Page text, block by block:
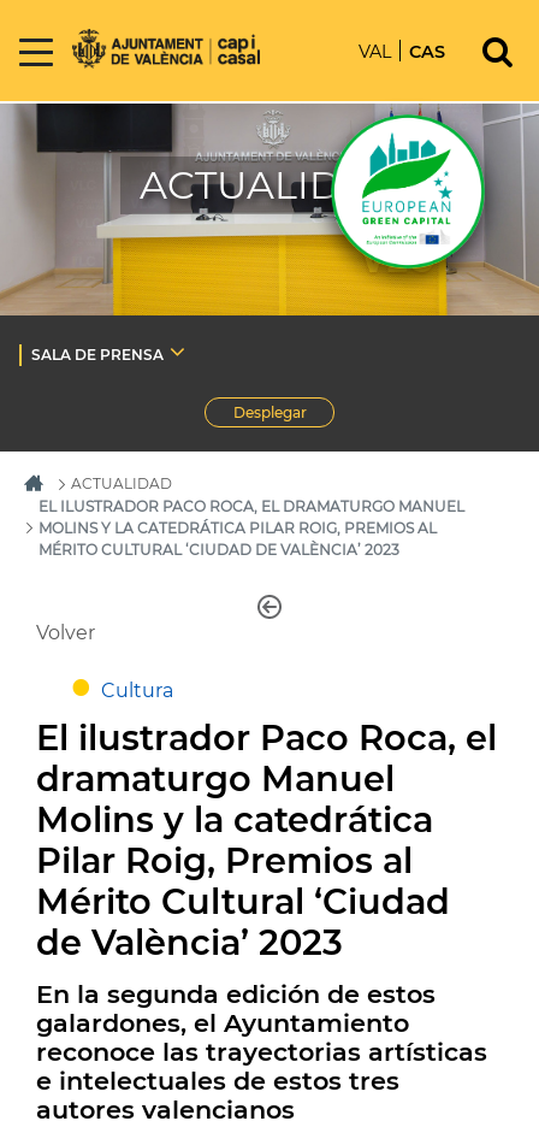
VAL CAS
ACTUALIDAD
SALA DE PRENSA
Desplegar
ACTUALIDAD
EL ILUSTRADOR PACO ROCA, EL DRAMATURGO MANUEL
MOLINS Y LA CATEDRÁTICA PILAR ROIG, PREMIOS AL
MÉRITO CULTURAL ‘CIUDAD DE VALÈNCIA’ 2023
Volver
Cultura
El ilustrador Paco Roca, el
dramaturgo Manuel
Molins y la catedrática
Pilar Roig, Premios al
Mérito Cultural ‘Ciudad
de València’ 2023
En la segunda edición de estos
galardones, el Ayuntamiento
reconoce las trayectorias artísticas
e intelectuales de estos tres
autores valencianos